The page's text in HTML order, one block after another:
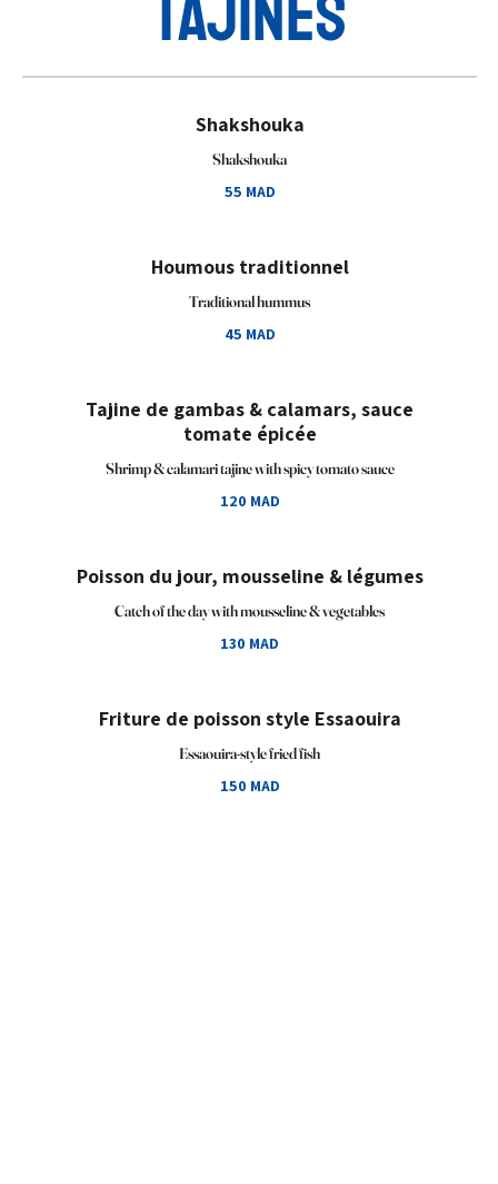
Shakshouka
Shakshouka
55 MAD
Houmous traditionnel
Traditional hummus
45 MAD
Tajine de gambas & calamars, sauce
tomate épicée
Shrimp & calamari tajine with spicy tomato sauce
120 MAD
Poisson du jour, mousseline & légumes
Catch of the day with mousseline & vegetables
130 MAD
Friture de poisson style Essaouira
Essaouira-style fried fish
150 MAD